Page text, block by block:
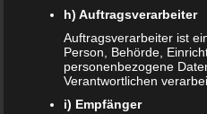
zuVollmachten für
zuBRIO Angebote –
h) Auftragsverarbeiter
Auftragsverarbeiter ist
Person, Behörde,
personenbezogene
Verantwortlichen
i) Empfänger